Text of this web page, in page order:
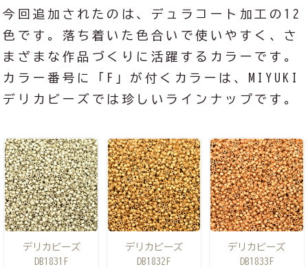
今回追加されたのは、デュラコート加工の12
色です。落ち着いた色合いで使いやすく、さ
まざまな作品づくりに活躍するカラーです。
カラー番号に「F」が付くカラーは、MIYUKI
デリカビーズでは珍しいラインナップです。
デリカビーズ
DB1831F
デリカビーズ
DB1832F
デリカビーズ
DB1833F